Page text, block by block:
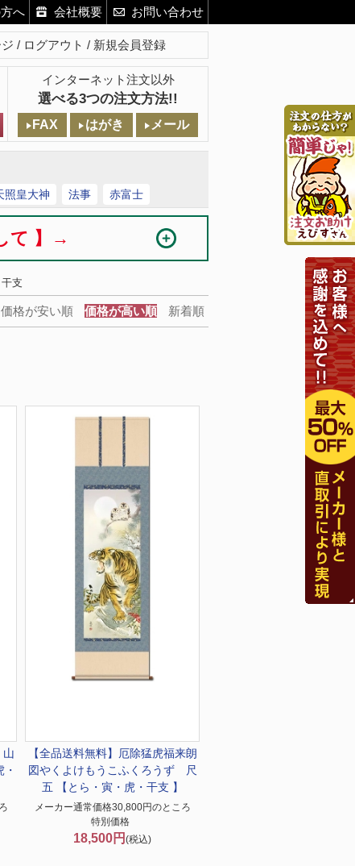
へ 会社概要 お問い合わせ
ログアウト 新規会員登録
インターネット注文以外
選べる3つの注文方法!!
FAX はがき メール
照皇大神 法事 赤富士
して 】→
支
価格が安い順 価格が高い順 新着順
【全品送料無料】
厄除猛虎福来朗
図やくよけもうこふくろうず 尺
五 【とら・寅・虎・干支 】
メーカー通常価格30,800円のところ
特別価格
18,500円 (税込)